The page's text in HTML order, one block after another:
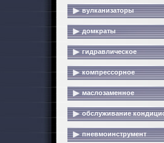
вулканизаторы
домкраты
гидравлическое
компрессорное
маслозаменное
обслуживание
пневмоинструмент